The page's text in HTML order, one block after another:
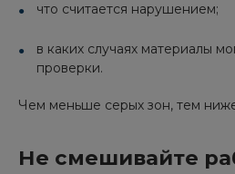
что считается нарушением;
в каких случаях материалы
проверки.
Чем меньше серых зон, тем
Не смешивайте